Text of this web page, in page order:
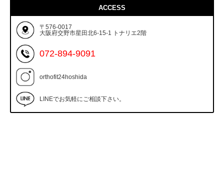
ACCESS
〒576-0017
大阪府交野市星田北6-15-1 トナリエ2階
072-894-9091
orthofit24hoshida
LINEでお気軽にご相談下さい。